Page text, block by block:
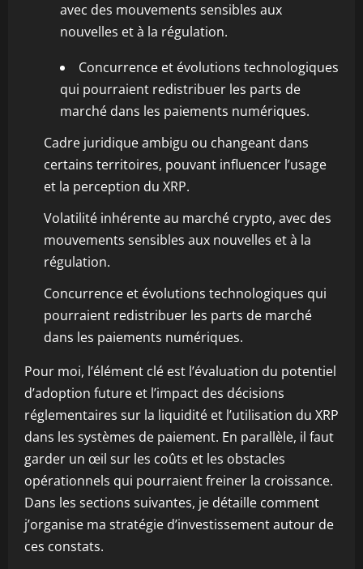
avec des mouvements sensibles aux
nouvelles et à la régulation.
Concurrence et évolutions technologiques
qui pourraient redistribuer les parts de
marché dans les paiements numériques.
Cadre juridique ambigu ou changeant dans
certains territoires, pouvant influencer l’usage
et la perception du XRP.
Volatilité inhérente au marché crypto, avec des
mouvements sensibles aux nouvelles et à la
régulation.
Concurrence et évolutions technologiques qui
pourraient redistribuer les parts de marché
dans les paiements numériques.
Pour moi, l’élément clé est l’évaluation du potentiel
d’adoption future et l’impact des décisions
réglementaires sur la liquidité et l’utilisation du XRP
dans les systèmes de paiement. En parallèle, il faut
garder un œil sur les coûts et les obstacles
opérationnels qui pourraient freiner la croissance.
Dans les sections suivantes, je détaille comment
j’organise ma stratégie d’investissement autour de
ces constats.